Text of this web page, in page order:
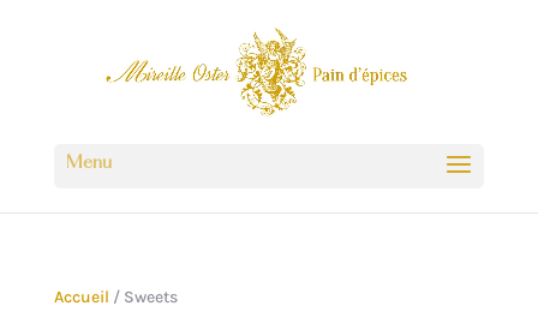
Accueil / Sweets